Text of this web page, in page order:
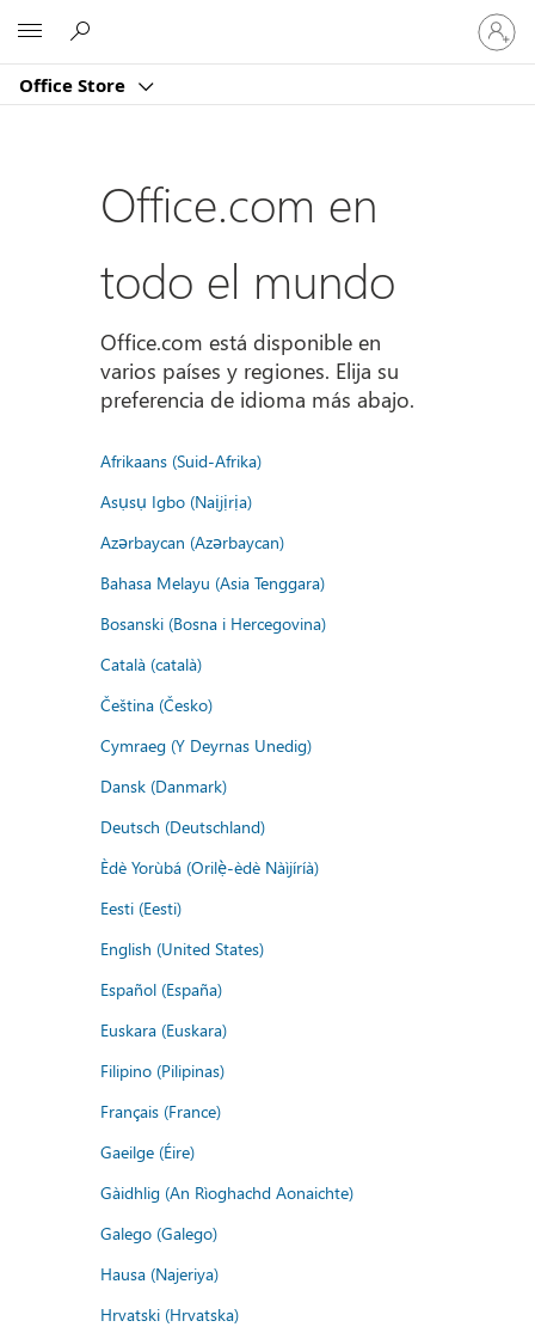
Office Store
Iniciar
sesión
en
cuenta
Office.com en
todo el mundo
Office.com está disponible en
varios países y regiones. Elija su
preferencia de idioma más abajo.
Afrikaans (Suid-Afrika)
Asụsụ Igbo (Naịjịrịa)
Azərbaycan (Azərbaycan)
Bahasa Melayu (Asia Tenggara)
Bosanski (Bosna i Hercegovina)
Català (català)
Čeština (Česko)
Cymraeg (Y Deyrnas Unedig)
Dansk (Danmark)
Deutsch (Deutschland)
Èdè Yorùbá (Orilẹ̀-èdè Nàìjíríà)
Eesti (Eesti)
English (United States)
Español (España)
Euskara (Euskara)
Filipino (Pilipinas)
Français (France)
Gaeilge (Éire)
Gàidhlig (An Rìoghachd Aonaichte)
Galego (Galego)
Hausa (Najeriya)
Hrvatski (Hrvatska)